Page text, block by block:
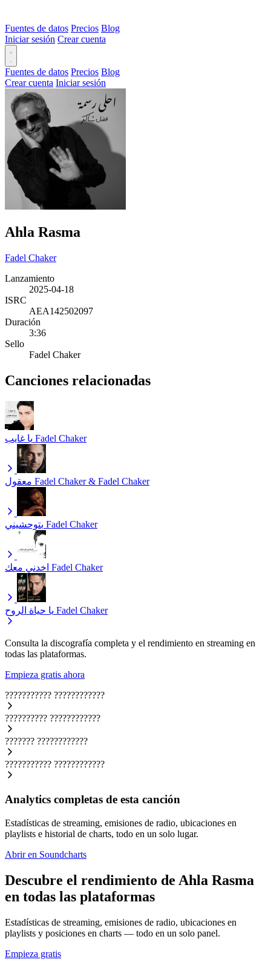
Fuentes de datos Precios Blog
Iniciar sesión Crear cuenta
Fuentes de datos Precios Blog
Crear cuenta Iniciar sesión
Ahla Rasma
Fadel Chaker
Lanzamiento
2025-04-18
ISRC
AEA142502097
Duración
3:36
Sello
Fadel Chaker
Canciones relacionadas
يا غايب Fadel Chaker
معقول Fadel Chaker & Fadel Chaker
بتوحشيني Fadel Chaker
اخدني معك Fadel Chaker
يا حياة الروح Fadel Chaker
Consulta la discografía completa y el rendimiento en streaming en
todas las plataformas.
Empieza gratis ahora
??????????? ????????????
?????????? ????????????
??????? ????????????
??????????? ????????????
Analytics completas de esta canción
Estadísticas de streaming, emisiones de radio, ubicaciones en
playlists e historial de charts, todo en un solo lugar.
Abrir en Soundcharts
Descubre el rendimiento de Ahla Rasma
en todas las plataformas
Estadísticas de streaming, emisiones de radio, ubicaciones en
playlists y posiciones en charts — todo en un solo panel.
Empieza gratis